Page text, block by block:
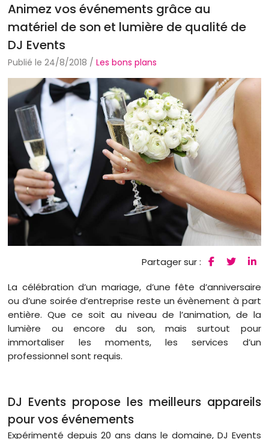
Animez vos événements grâce au
matériel de son et lumière de qualité de
DJ Events
Publié le 24/8/2018 /Les bons plans
Partager sur :
La célébration d’un mariage, d’une fête d’anniversaire
ou d’une soirée d’entreprise reste un évènement à part
entière. Que ce soit au niveau de l’animation, de la
lumière ou encore du son, mais surtout pour
immortaliser les moments, les services d’un
professionnel sont requis.
DJ Events propose les meilleurs appareils
pour vos événements
Expérimenté depuis 20 ans dans le domaine, DJ Events